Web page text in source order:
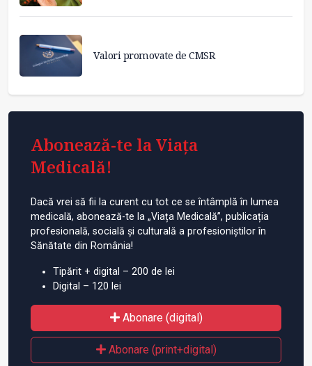
Valori promovate de CMSR
Abonează-te la Viața
Medicală!
Dacă vrei să fii la curent cu tot ce se întâmplă în lumea
medicală, abonează-te la „Viața Medicală”, publicația
profesională, socială și culturală a profesioniștilor în
Sănătate din România!
Tipărit + digital – 200 de lei
Digital – 120 lei
Abonare (digital)
Abonare (print+digital)